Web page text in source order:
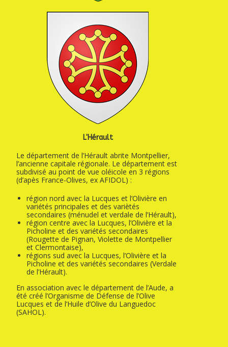
L'Hérault
Le département de l’Hérault abrite Montpellier,
l’ancienne capitale régionale. Le département est
subdivisé au point de vue oléicole en 3 régions
(d’apès France-Olives, ex AFIDOL) :
région nord avec la Lucques et l’Olivière en
variétés principales et des variètés
secondaires (ménudel et verdale de l’Hérault),
région centre avec la Lucques, l’Olivière et la
Picholine et des variétés secondaires
(Rougette de Pignan, Violette de Montpellier
et Clermontaise),
régions sud avec la Lucques, l’Olivière et la
Picholine et des variétés secondaires (Verdale
de l’Hérault).
En association avec le département de l’Aude, a
été créé l’Organisme de Défense de l’Olive
Lucques et de l’Huile d’Olive du Languedoc
(SAHOL).